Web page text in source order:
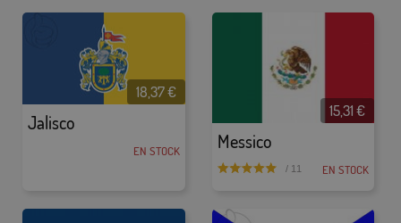
Jalisco
18,37€
EN STOCK Messico
15,31€
/ 11 EN STOCK